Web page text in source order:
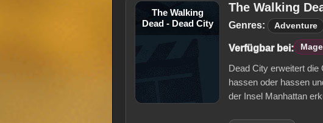
The Walking
Dead - Dead City
The Walking
Genres: Adventure
Verfügbar bei:
Dead City erweitert
hassen oder hassen
der Insel Manhattan